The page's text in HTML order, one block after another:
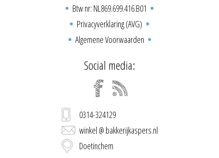
Btw nr: NL869.699.416.B01
Privacyverklaring (AVG)
Algemene Voorwaarden
Social media:
0314-324129
winkel @ bakkerijkaspers.nl
Doetinchem